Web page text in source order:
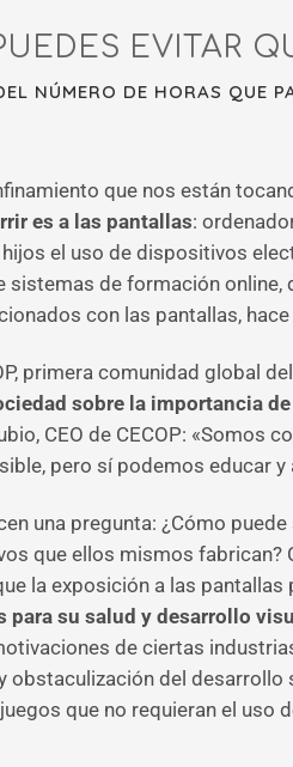
EVITAR
NÚMERO DE HORAS QUE
que nos están
es a las pantallas:
el uso de dispositivos
sistemas de formación
con las pantallas,
primera comunidad global
sobre la importancia
CEO de CECOP: «Somos
pero sí podemos educar
una pregunta: ¿Cómo
que ellos mismos fabrican?
la exposición a las
para su salud y desarrollo
de ciertas
obstaculización del
que no requieran el uso